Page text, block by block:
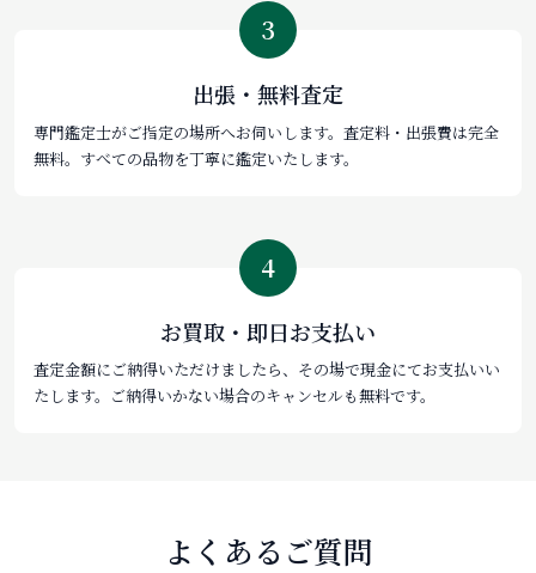
3
出張・無料査定
専門鑑定士がご指定の場所へお伺いします。査定料・出張費は完全
無料。すべての品物を丁寧に鑑定いたします。
4
お買取・即日お支払い
査定金額にご納得いただけましたら、その場で現金にてお支払いい
たします。ご納得いかない場合のキャンセルも無料です。
よくあるご質問